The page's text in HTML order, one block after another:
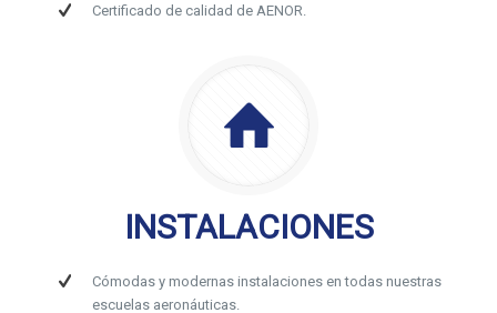
Certificado de calidad de AENOR.
INSTALACIONES
Cómodas y modernas instalaciones en todas nuestras
escuelas aeronáuticas.